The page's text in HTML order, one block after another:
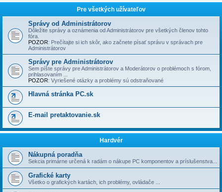
Pre všetkých užívateľov
Správy od Administrátorov
Dôležite správy a oznámenia od Administrátorov pre všetkých členov tohto
fóra.
POZOR: Prečí­tajte si ich skôr, ako začnete písať správu v správach pre
Administrátorov
Správy pre Administrátorov
Sem píšte správy pre Administrátorov a Moderátorov o problémoch s fórom,
prihlasovaní­m ...
POZOR: Vyriešené otázky a problémy sú odstraňované
Hlavná stránka PC.sk
E-mail pretaktovanie.sk
Hardvér
Nákupná poradňa
Sekcia primárne určená k radám o nákupe PC komponentov a príslušenstva...
Grafické karty
Všetko o grafických kartách, ich problémy, ovládače ...